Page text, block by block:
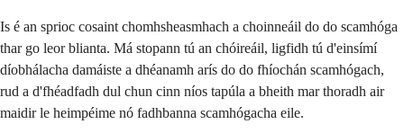
Is é an sprioc cosaint chomhsheasmhach a choinneáil do do scamhóga
thar go leor blianta. Má stopann tú an chóireáil, ligfidh tú d'einsímí
díobhálacha damáiste a dhéanamh arís do do fhíochán scamhógach,
rud a d'fhéadfadh dul chun cinn níos tapúla a bheith mar thoradh air
maidir le heimpéime nó fadhbanna scamhógacha eile.